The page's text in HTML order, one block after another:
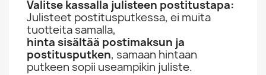
Valitse kassalla julisteen postitustapa:
Julisteet postitusputkessa, ei muita
tuotteita samalla,
hinta sisältää postimaksun ja
postitusputken, samaan hintaan
putkeen sopii useampikin juliste.